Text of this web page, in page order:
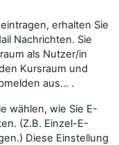
erhalten Sie
Nachrichten. Sie
als Nutzer/in
Kursraum und
aus... .
wählen, wie Sie E-
(Z.B. Einzel-E-
Diese Einstellung